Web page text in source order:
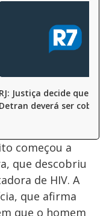
RJ: Justiça decide que
Detran deverá ser
começou a
que descobriu
de HIV. A
que afirma
que o homem